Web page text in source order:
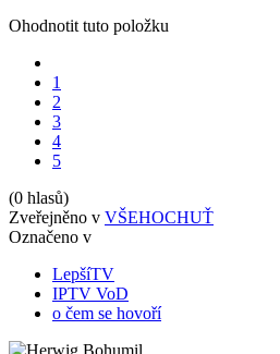
Ohodnotit tuto položku
1
2
3
4
5
(0 hlasů)
Zveřejněno v VŠEHOCHUŤ
Označeno v
LepšíTV
IPTV VoD
o čem se hovoří